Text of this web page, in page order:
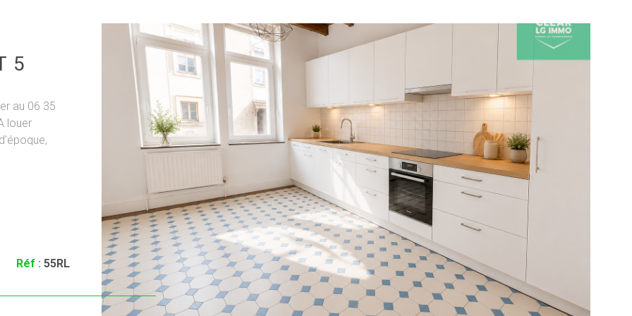
au 06 35
louer
séjour,
2
Réf : 55RL
VOIR LE BIEN